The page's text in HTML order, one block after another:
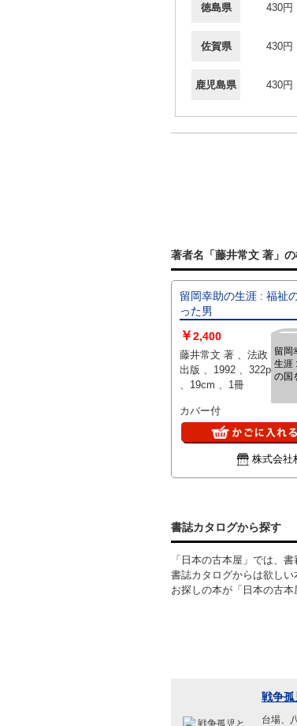
徳島県 430円
佐賀県 430円
鹿児島県 430円
著者名「藤井常文 著」
留岡幸助の生涯 : 福祉
った男
留岡
生涯
の国
￥2,400
藤井常文 著 、法政
出版 、1992 、322p
、19cm 、1冊
カバー付
株式会社
書誌カタログから探す
「日本の古本屋」では、
書誌カタログからは欲しい
お探しの本が「日本の古
戦争
台場、